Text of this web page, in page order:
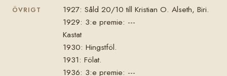
ÖVRIGT
1927: Såld 20/10 till Kristian O. Alseth, Biri.
1929: 3:e premie: ---
Kastat
1930: Hingstföl.
1931: Fölat.
1936: 3:e premie: ---